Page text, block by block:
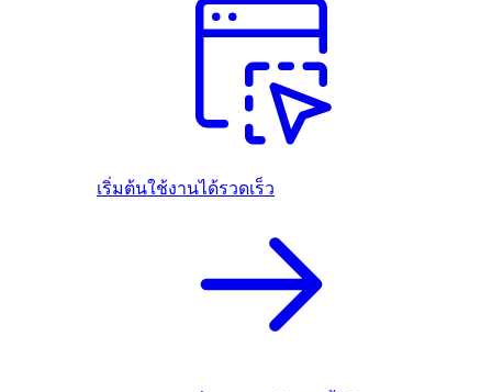
เริ่มต้นใช้งานได้รวดเร็ว